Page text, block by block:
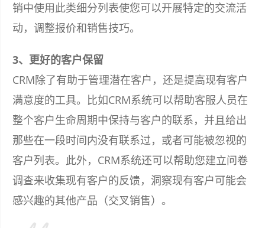
销中使用此类细分列表使您可以开展特定的交流活
动，调整报价和销售技巧。
3、更好的客户保留
CRM除了有助于管理潜在客户，还是提高现有客户
满意度的工具。比如CRM系统可以帮助客服人员在
整个客户生命周期中保持与客户的联系，并且给出
那些在一段时间内没有联系过，或者可能被忽视的
客户列表。此外，CRM系统还可以帮助您建立问卷
调查来收集现有客户的反馈，洞察现有客户可能会
感兴趣的其他产品（交叉销售）。